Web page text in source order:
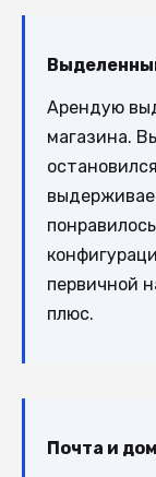
Арендую
магазина.
первичной
плюс.
Почта и